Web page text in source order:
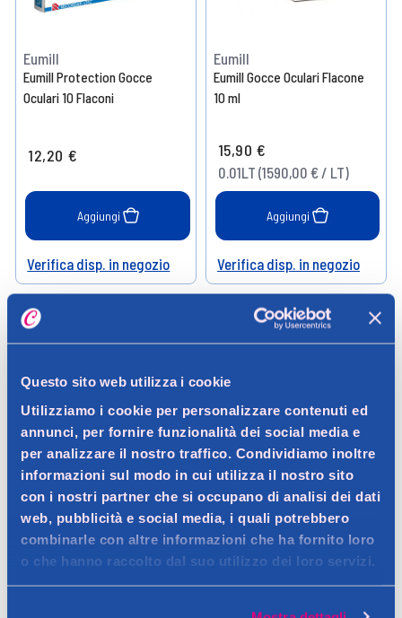
Questo sito web utilizza i cookie
Utilizziamo i cookie per personalizzare contenuti ed
annunci, per fornire funzionalità dei social media e
per analizzare il nostro traffico. Condividiamo inoltre
informazioni sul modo in cui utilizza il nostro sito
con i nostri partner che si occupano di analisi dei dati
web, pubblicità e social media, i quali potrebbero
combinarle con altre informazioni che ha fornito loro
o che hanno raccolto dal suo utilizzo dei loro servizi.
Eumill
Eumill Protection Gocce
Oculari 10 Flaconi
12,20 €
Aggiungi
Help
Verifica disp. in negozio
Eumill
Eumill Gocce Oculari Flacone
10 ml
15,90 €
0.01LT (1590,00 € / LT)
Aggiungi
Help
Verifica disp. in negozio
Eumill
Eumill DryRepair Gocce Oculari
10 ml
Eumill
Eumill Dry Repair Gocce Oculari
10 Contenitori Monodose